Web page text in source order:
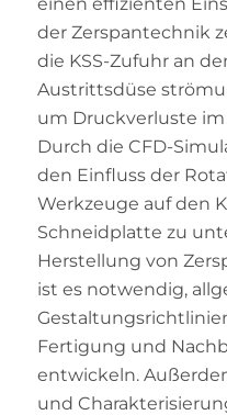
der Zerspantechnik
die KSS-Zufuhr an
Austrittsdüse
um Druckverluste
Durch die CFD-
den Einfluss der
Werkzeuge auf den
Schneidplatte zu
Herstellung von
ist es notwendig,
Fertigung und
entwickeln.
und